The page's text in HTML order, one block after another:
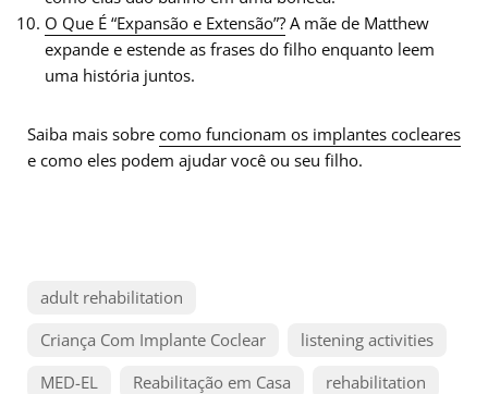
O Que É “Expansão e Extensão”? A mãe de Matthew
expande e estende as frases do filho enquanto leem
uma história juntos.
Saiba mais sobre como funcionam os implantes cocleares
e como eles podem ajudar você ou seu filho.
adult rehabilitation
Criança Com Implante Coclear
listening activities
MED-EL
Reabilitação em Casa
rehabilitation